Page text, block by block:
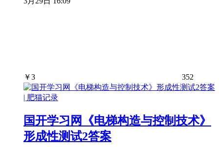
￥3 352
国开学习网《电梯构造与控制技术》
形成性测试2答案